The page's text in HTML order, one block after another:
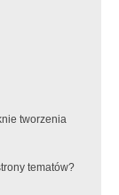
tworzenia
tematów?